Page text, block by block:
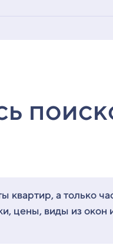
квартир, а только
цены, виды из